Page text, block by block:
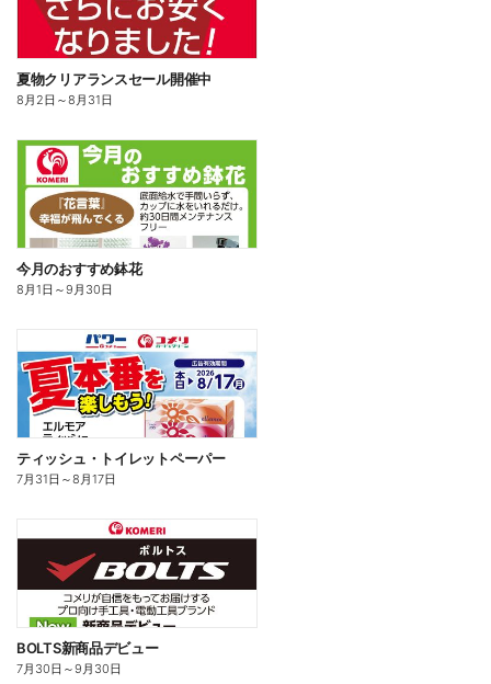
夏物クリアランスセール開催中
8月2日 ～8月31日
今月のおすすめ鉢花
8月1日 ～9月30日
ティッシュ・トイレットペーパー
7月31日 ～8月17日
BOLTS新商品デビュー
7月30日 ～9月30日